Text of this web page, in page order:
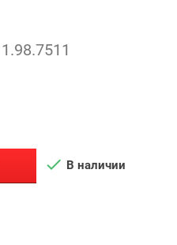
1.98.7511
 В наличии